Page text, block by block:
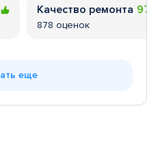
Качество ремонта
878 оценок
еще